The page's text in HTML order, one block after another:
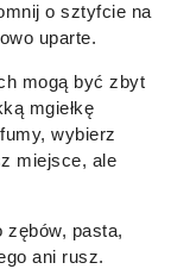
o sztyfcie na
uparte.
mogą być zbyt
mgiełkę
wybierz
miejsce, ale
zębów, pasta,
ani rusz.